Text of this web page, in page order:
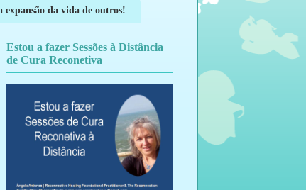
da vida de outros!
Estou a fazer Sessões à Distância
de Cura Reconetiva